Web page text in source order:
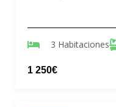
3 Habitaciones
1 250€